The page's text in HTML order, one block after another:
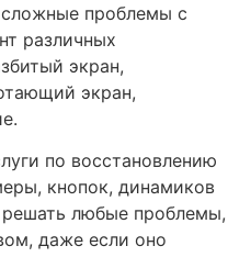
проблемы с
различных
экран,
экран,
по восстановлению
кнопок, динамиков
любые проблемы,
даже если оно